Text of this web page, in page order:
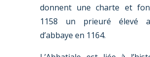
donnent une charte et
1158 un prieuré élevé
d’abbaye en 1164.